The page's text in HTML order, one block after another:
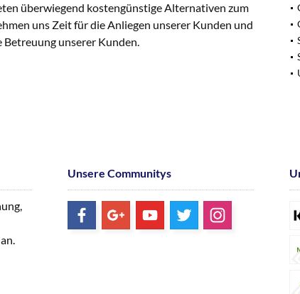
überwiegend kostengünstige Alternativen zum
uns Zeit für die Anliegen unserer Kunden und
unserer Kunden.
Unsere Communitys